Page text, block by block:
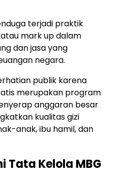
terjadi praktik
mark up dalam
dan jasa yang
negara.
publik karena
merupakan program
anggaran besar
kualitas gizi
anak, ibu hamil, dan
Tata Kelola MBG